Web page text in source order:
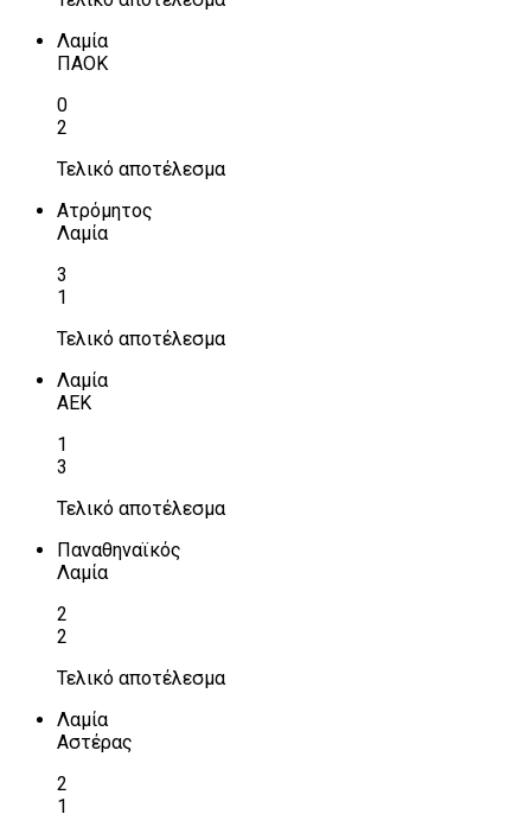
Λαμία
ΠΑΟΚ
0
2
Τελικό αποτέλεσμα
Ατρόμητος
Λαμία
3
1
Τελικό αποτέλεσμα
Λαμία
ΑΕΚ
1
3
Τελικό αποτέλεσμα
Παναθηναϊκός
Λαμία
2
2
Τελικό αποτέλεσμα
Λαμία
Αστέρας
2
1